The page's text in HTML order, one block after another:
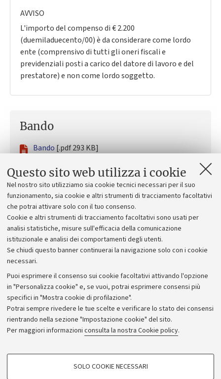
Questo sito web utilizza i cookie
Nel nostro sito utilizziamo sia cookie tecnici necessari per il suo
funzionamento, sia cookie e altri strumenti di tracciamento facoltativi
che potrai attivare solo con il tuo consenso.
Cookie e altri strumenti di tracciamento facoltativi sono usati per
analisi statistiche, misure sull'efficacia della comunicazione
istituzionale e analisi dei comportamenti degli utenti.
Se chiudi questo banner continuerai la navigazione solo con i cookie
necessari.
Puoi esprimere il consenso sui cookie facoltativi attivando l'opzione
in "Personalizza cookie" e, se vuoi, potrai esprimere consensi più
specifici in "Mostra cookie di profilazione".
Potrai sempre rivedere le tue scelte e verificare lo stato dei consensi
rientrando nella sezione "Impostazione cookie" del sito.
Per maggiori informazioni consulta la nostra Cookie policy.
SOLO COOKIE NECESSARI
AVVISO
L'importo del compenso di € 2.200
(duemiladuecento/00) è da considerare come lordo
ente (comprensivo di tutti gli oneri fiscali e
previdenziali posti a carico del datore di lavoro e del
prestatore) e non come lordo soggetto.
Bando
Bando [.pdf 293 KB]
Allegati 1, 2, 3, 4 [.pdf 248 KB]
Allegati 1, 2, 3, 4 (editabili)[.docx 262 KB]
Allegato 5 - Titoli valutabili[.pdf 121 KB]
Privacy
Note legali
NormAteneo